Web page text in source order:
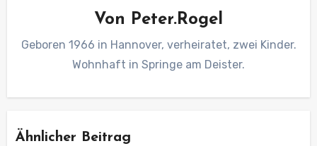
Von Peter.Rogel
Geboren 1966 in Hannover, verheiratet, zwei Kinder.
Wohnhaft in Springe am Deister.
Ähnlicher Beitrag